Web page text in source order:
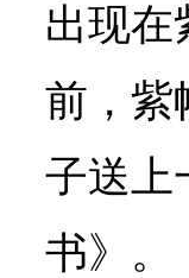
出现在
前，紫
子送
书》。